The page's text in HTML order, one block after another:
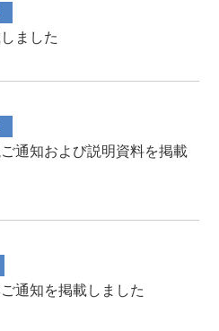
ました
通知および説明資料を掲載
通知を掲載しました